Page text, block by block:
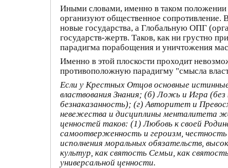
Иными словами, именно в таком
организуют общественное сопротивление.
новые государства, а Глобальную ОПГ
государств-жертв. Таков, как ни грустно
парадигма порабощения и уничтожения
Именно в этой плоскости проходит
противоположную парадигму "смысла
Если у Крестных Отцов основные
властвования Знания; (б) Ложь и Игра
безнаказанность); (г) Авторитет и
невежества и дисциплины менталитета
ценностей таков: (1) Любовь к своей
самоотверженность и героизм, честность
исполнения моральных обязательств,
культур, как святость Семьи, как
универсальной ценности.